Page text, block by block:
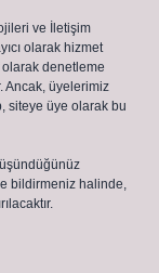
ve İletişim
olarak hizmet
denetleme
Ancak, üyelerimiz
siteye üye olarak bu
bildirmeniz halinde,